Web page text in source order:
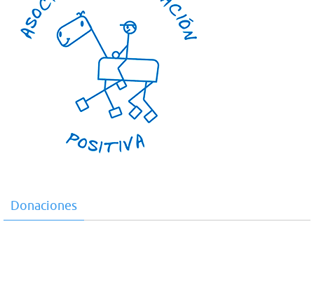
Donaciones